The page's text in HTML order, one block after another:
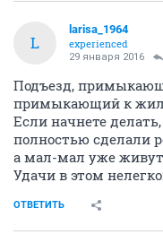
L
larisa_1964
experienced
29 января 2016
Подъезд,
примыкающий к
Если начнете
полностью сделали
а мал-мал уже
Удачи в этом
ОТВЕТИТЬ